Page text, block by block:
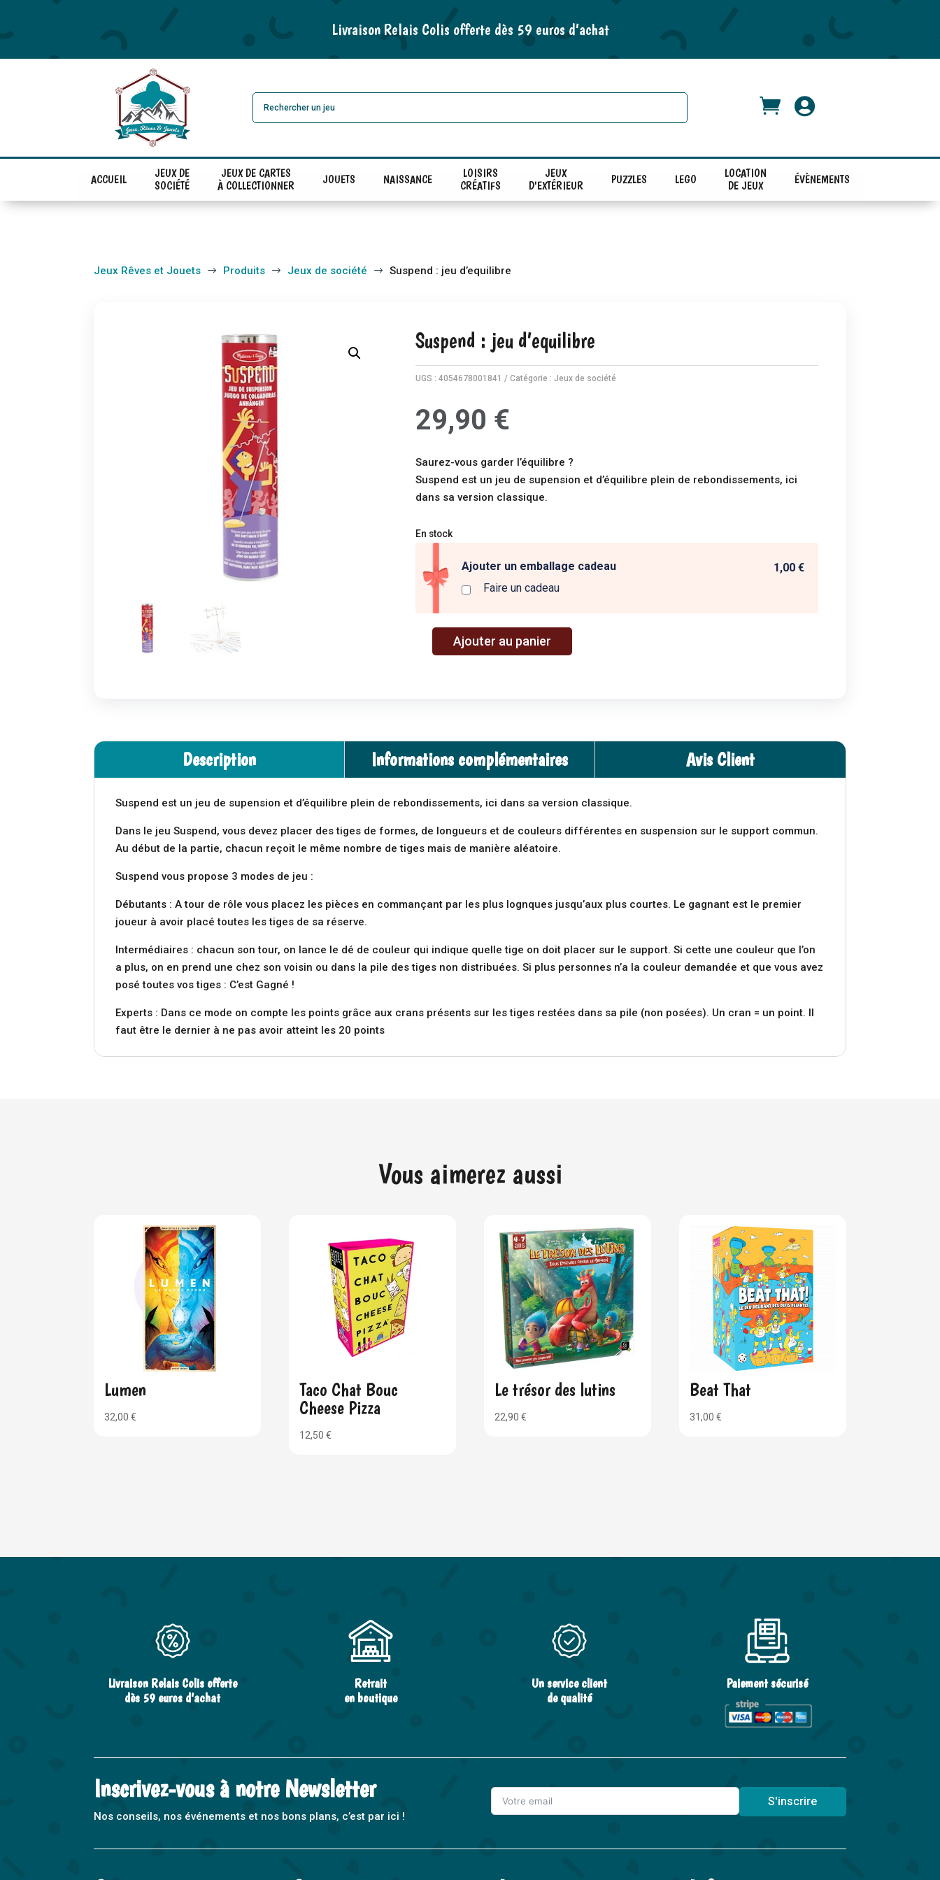
Livraison Relais Colis offerte dès 59 euros d’achat
 
ACCUEIL
JEUX DE
SOCIÉTÉ
JEUX DE CARTES
À COLLECTIONNER
JOUETS NAISSANCE
LOISIRS
CRÉATIFS
JEUX
D'EXTÉRIEUR
PUZZLES LEGO
LOCATION
DE JEUX
ÉVÈNEMENTS
Jeux Rêves et Jouets $ Produits $ Jeux de société $ Suspend : jeu d’equilibre
Suspend : jeu d’equilibre
UGS :4054678001841 Catégorie : Jeux de société
29,90 €
Saurez-vous garder l’équilibre ?
Suspend est un jeu de supension et d’équilibre plein de rebondissements, ici
dans sa version classique.
En stock
Ajouter un emballage cadeau
Faire un cadeau
1,00 €
quantité
Ajouter au panier
a
i
e
:
Description Informations complémentaires Avis Client
Suspend est un jeu de supension et d’équilibre plein de rebondissements, ici dans sa version classique.
Dans le jeu Suspend, vous devez placer des tiges de formes, de longueurs et de couleurs différentes en suspension sur le support commun.
Au début de la partie, chacun reçoit le même nombre de tiges mais de manière aléatoire.
Suspend vous propose 3 modes de jeu :
Débutants : A tour de rôle vous placez les pièces en commançant par les plus lognques jusqu’aux plus courtes. Le gagnant est le premier
joueur à avoir placé toutes les tiges de sa réserve.
Intermédiaires : chacun son tour, on lance le dé de couleur qui indique quelle tige on doit placer sur le support. Si cette une couleur que l’on
a plus, on en prend une chez son voisin ou dans la pile des tiges non distribuées. Si plus personnes n’a la couleur demandée et que vous avez
posé toutes vos tiges : C’est Gagné !
Experts : Dans ce mode on compte les points grâce aux crans présents sur les tiges restées dans sa pile (non posées). Un cran = un point. Il
faut être le dernier à ne pas avoir atteint les 20 points
Vous aimerez aussi
Lumen
32,00€
Taco Chat Bouc
Cheese Pizza
12,50€
Le trésor des lutins
22,90€
Beat That
31,00€
Livraison Relais Colis offerte
dès 59 euros d’achat
Retrait
en boutique
Un service client
de qualité
Paiement sécurisé
Inscrivez-vous à notre Newsletter
Nos conseils, nos événements et nos bons plans, c’est par ici !
S'inscrire